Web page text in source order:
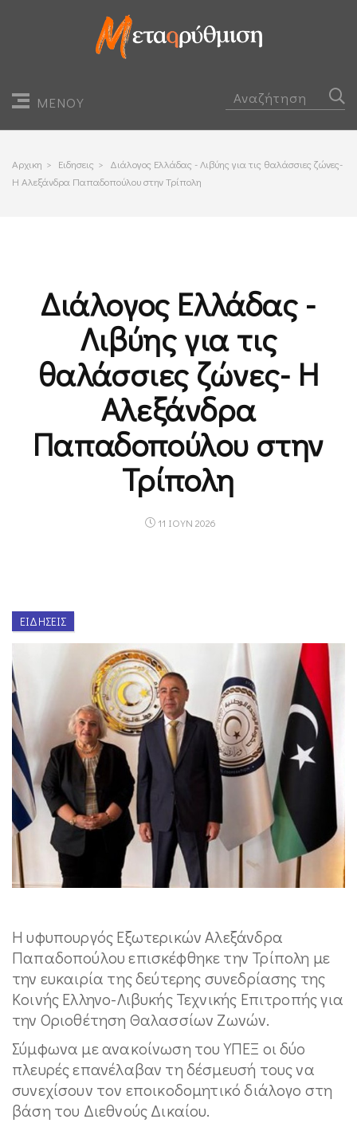
ΜΕΝΟΥ
Αρχικη > Ειδησεις > Διάλογος Ελλάδας - Λιβύης για τις θαλάσσιες ζώνες-
Η Αλεξάνδρα Παπαδοπούλου στην Τρίπολη
Διάλογος Ελλάδας -
Λιβύης για τις
θαλάσσιες ζώνες- Η
Αλεξάνδρα
Παπαδοπούλου στην
Τρίπολη
11 ΙΟΥΝ 2026
ΕΙΔΉΣΕΙΣ
Η υφυπουργός Εξωτερικών Αλεξάνδρα
Παπαδοπούλου επισκέφθηκε την Τρίπολη με
την ευκαιρία της δεύτερης συνεδρίασης της
Κοινής Ελληνο-Λιβυκής Τεχνικής Επιτροπής για
την Οριοθέτηση Θαλασσίων Ζωνών.
Σύμφωνα με ανακοίνωση του ΥΠΕΞ οι δύο
πλευρές επανέλαβαν τη δέσμευσή τους να
συνεχίσουν τον εποικοδομητικό διάλογο στη
βάση του Διεθνούς Δικαίου.